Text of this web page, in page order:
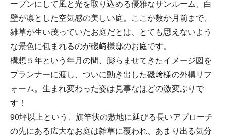
ープンにして風と光を取り込める優雅なサンルーム、白
壁が凛とした空気感の美しい庭。ここが数か月前まで、
雑草が生い茂っていたお庭だとは、とても思えないよう
な景色に包まれるのが磯﨑様邸のお庭です。
構想５年という年月の間、膨らませてきたイメージ図を
プランナーに渡し、ついに動き出した磯﨑様の外構リフ
ォーム。生まれ変わった姿は見事なほどの激変ぶりで
す！
90坪以上という、旗竿状の敷地に延びる長いアプローチ
の先にある広大なお庭は雑草に覆われ、あまり出る気分